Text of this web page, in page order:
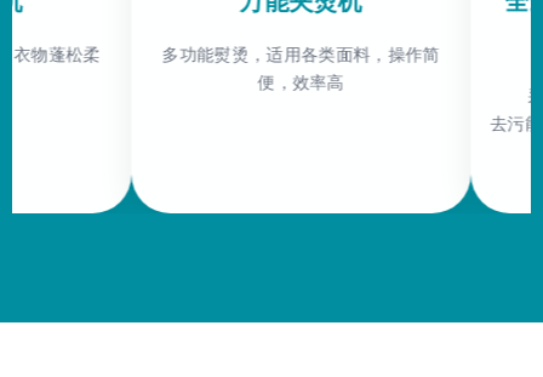
多功能熨烫，适用各类面料，操作简
采用制冷式回
去污能力强、洗涤